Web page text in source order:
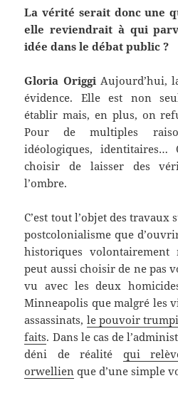
La vérité serait donc une
elle reviendrait à qui
idée dans le débat public ?
Gloria Origgi Aujourd’hui,
évidence. Elle est non
établir mais, en plus, on
Pour de multiples
idéologiques, identitaires…
choisir de laisser des
l’ombre.
C’est tout l’objet des
postcolonialisme que
historiques volontairement
peut aussi choisir de ne pas
vu avec les deux
Minneapolis que malgré les
assassinats, le pouvoir
faits. Dans le cas de
déni de réalité qui
orwellien que d’une simple